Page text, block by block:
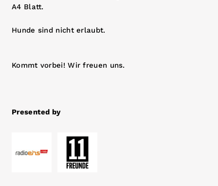
A4 Blatt.
Hunde sind nicht erlaubt.
Kommt vorbei! Wir freuen uns.
Presented by